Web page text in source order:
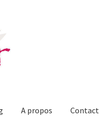
A propos Contact